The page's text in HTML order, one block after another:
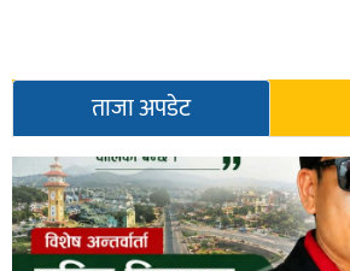
ताजा अपडेट